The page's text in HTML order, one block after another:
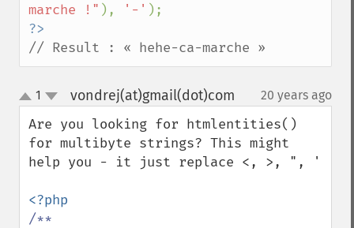
marche !" ), '-'
// Result : « hehe-ca-marche »
up
down
1 vondrej(at)gmail(dot)com 20 years ago
Are you looking for htmlentities()
for multibyte strings? This might
help you - it just replace <, >, ", '
/**